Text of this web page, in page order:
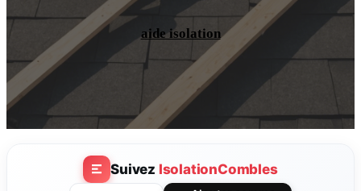
aide isolation
Suivez IsolationCombles